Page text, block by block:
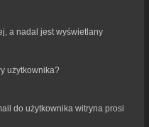
a nadal jest wyświetlany
użytkownika?
do użytkownika witryna prosi